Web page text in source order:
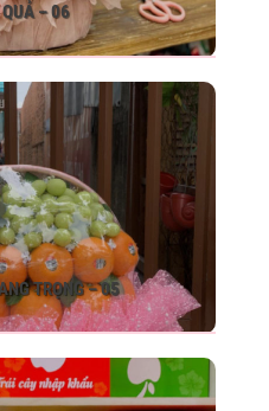
QUẢ – 06
TRỌNG – 05